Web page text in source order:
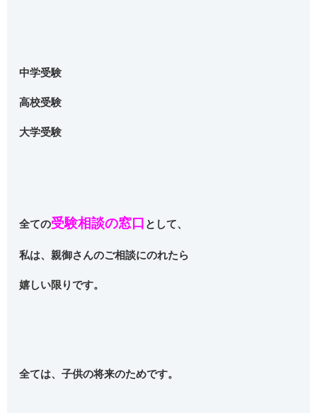
中学受験
高校受験
大学受験
全ての受験相談の窓口 として、
私は、親御さんのご相談にのれたら
嬉しい限りです。
全ては、子供の将来のためです。